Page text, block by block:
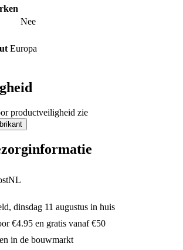
Nee
Europa
productveiligheid zie
dinsdag 11 augustus in huis
€4.95 en gratis vanaf €50
in de bouwmarkt